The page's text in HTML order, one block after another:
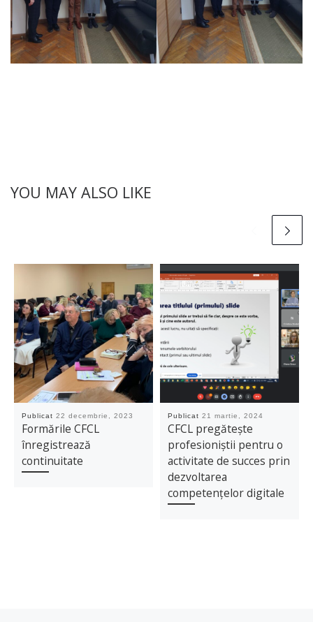
YOU MAY ALSO LIKE
Publicat22 decembrie, 2023
Formările CFCL
înregistrează
continuitate
Publicat21 martie, 2024
CFCL pregătește
profesioniștii pentru o
activitate de succes prin
dezvoltarea
competențelor digitale